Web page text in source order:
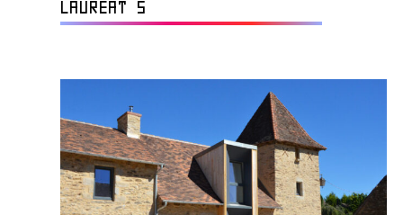
LAURÉAT S